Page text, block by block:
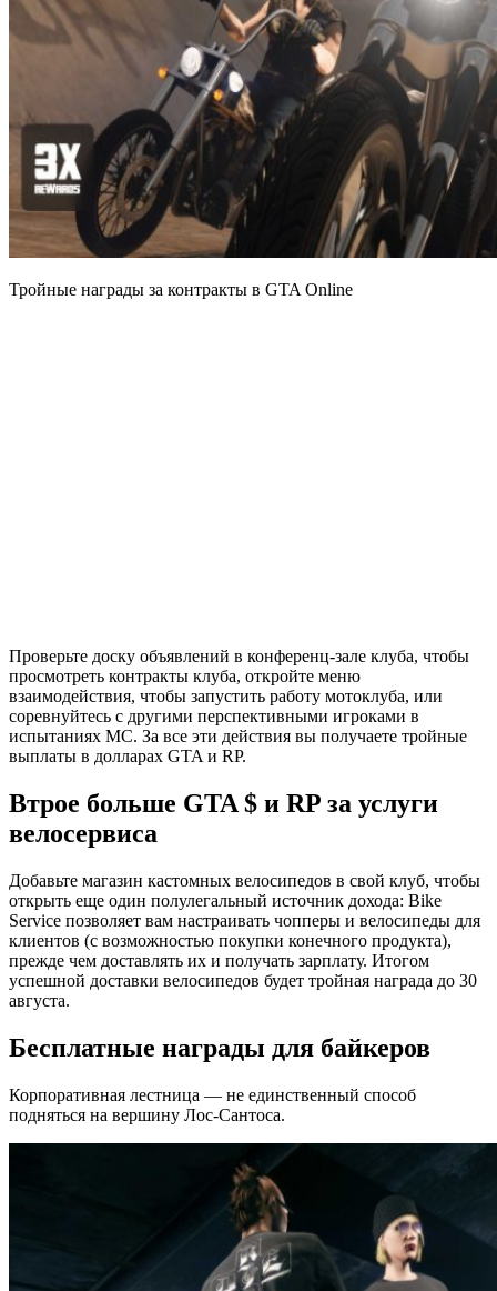
Тройные награды за контракты в GTA Online
Проверьте доску объявлений в конференц-зале клуба, чтобы
просмотреть контракты клуба, откройте меню
взаимодействия, чтобы запустить работу мотоклуба, или
соревнуйтесь с другими перспективными игроками в
испытаниях MC. За все эти действия вы получаете тройные
выплаты в долларах GTA и RP.
Втрое больше GTA $ и RP за услуги
велосервиса
Добавьте магазин кастомных велосипедов в свой клуб, чтобы
открыть еще один полулегальный источник дохода: Bike
Service позволяет вам настраивать чопперы и велосипеды для
клиентов (с возможностью покупки конечного продукта),
прежде чем доставлять их и получать зарплату. Итогом
успешной доставки велосипедов будет тройная награда до 30
августа.
Бесплатные награды для байкеров
Корпоративная лестница — не единственный способ
подняться на вершину Лос-Сантоса.